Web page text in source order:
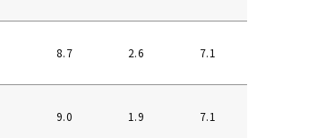
8.7 2.6 7.1
9.0 1.9 7.1